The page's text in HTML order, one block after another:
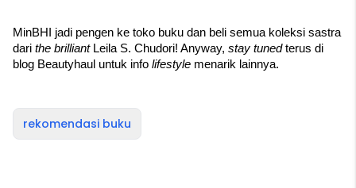
MinBHI jadi pengen ke toko buku dan beli semua koleksi sastra
dari the brilliant Leila S. Chudori! Anyway, stay tuned terus di
blog Beautyhaul untuk info lifestyle menarik lainnya.
rekomendasi buku